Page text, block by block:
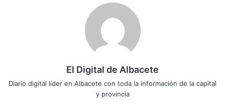
El Digital de Albacete
Diario digital líder en Albacete con toda la información de la capital
y provincia